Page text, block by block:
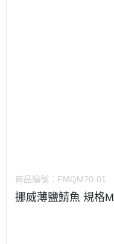
商品編號： FMQM70-01
挪威薄鹽鯖魚 規格M